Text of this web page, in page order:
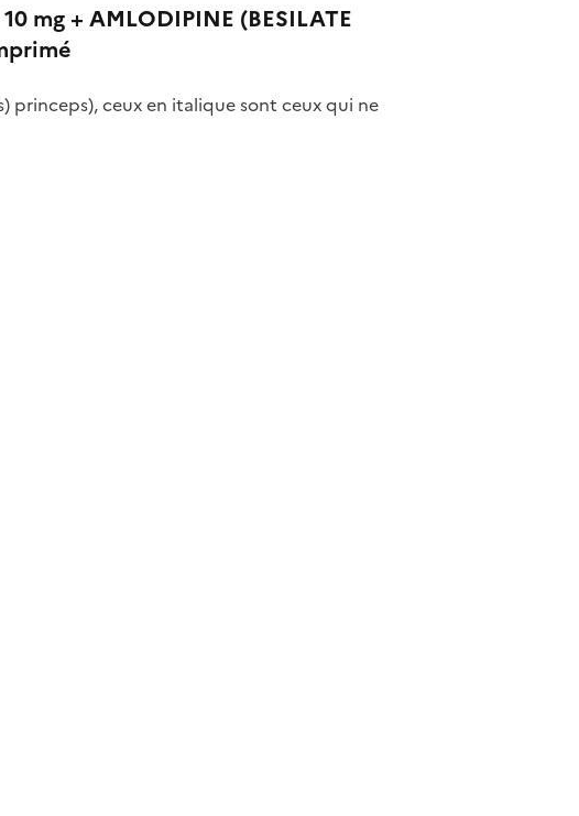
mg + AMLODIPINE (BESILATE
princeps), ceux en italique sont ceux qui ne